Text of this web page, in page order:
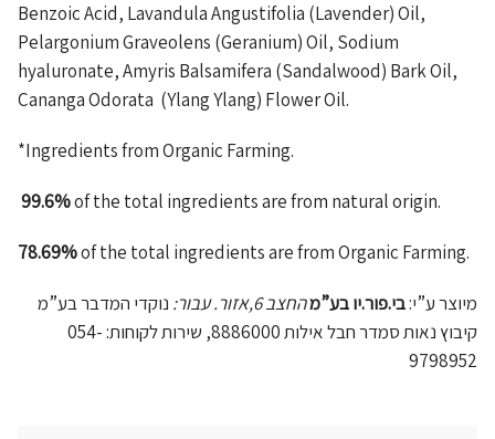
Benzoic Acid, Lavandula Angustifolia (Lavender) Oil,
Pelargonium Graveolens (Geranium) Oil, Sodium
hyaluronate, Amyris Balsamifera (Sandalwood) Bark Oil,
Cananga Odorata (Ylang Ylang) Flower Oil.
*Ingredients from Organic Farming.
99.6%of the total ingredients are from natural origin.
78.69%of the total ingredients are from Organic Farming.
מיוצר ע”י:בי.פור.יו בע”מהחצב 6,אזור. עבור:
נוקדי המדבר בע”מ
קיבוץ נאות סמדר חבל אילות 8886000, שירות לקוחות: 054-
9798952